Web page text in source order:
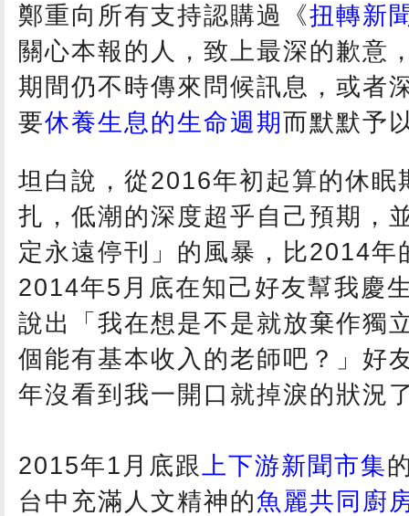
鄭重向所有支持認購過《扭轉新
關心本報的人，致上最深的歉意
期間仍不時傳來問候訊息，或者
要休養生息的生命週期 而默默予
坦白說，從2016年初起算的休眠
扎，低潮的深度超乎自己預期，
定永遠停刊」的風暴，比2014年
2014年5月底在知己好友幫我慶
說出「我在想是不是就放棄作獨
個能有基本收入的老師吧？」好
年沒看到我一開口就掉淚的狀況
2015年1月底跟 上下游新聞市集
台中充滿人文精神的魚麗共同廚